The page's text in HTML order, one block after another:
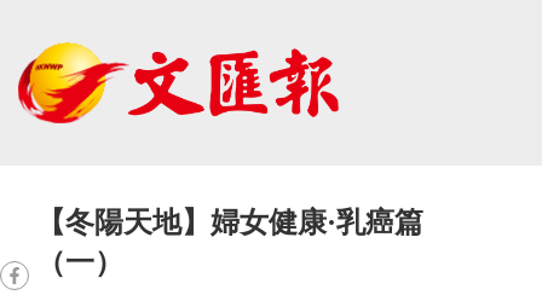
【冬陽天地】婦女健康·乳癌篇
（一）